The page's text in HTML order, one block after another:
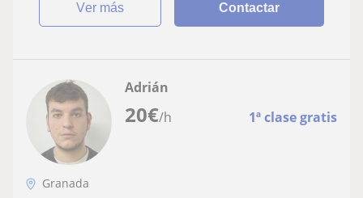
ver más Contactar
20€/h 1ª clase gratis
Adrián
Granada